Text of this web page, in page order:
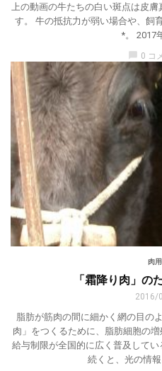
上の動画の牛たちの白い斑点は皮
す。 牛の抵抗力が弱い場合や、飼
*。 2017
0 コ
肉
「霜降り肉」の
2016/
脂肪が筋肉の間に細かく網の目の
肉」をつくるために、脂肪細胞の
給与制限が全国的に広く普及して
続くと、光の情報